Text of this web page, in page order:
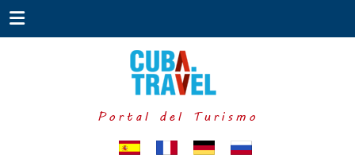
Portal del Turismo